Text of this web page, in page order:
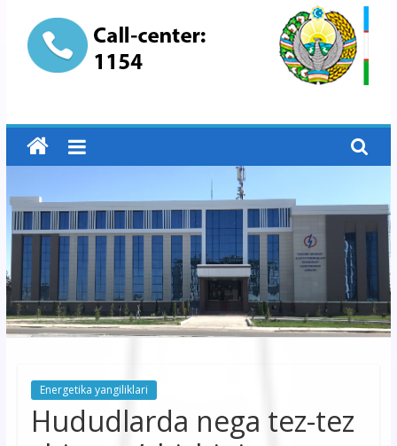
“Buxoro
hududiy
elektr
tarmoqlari
korxonasi”
AJ
“Buxoro
hududiy
korxonasi”
Energetika yangiliklari
Hududlarda nega tez-tez